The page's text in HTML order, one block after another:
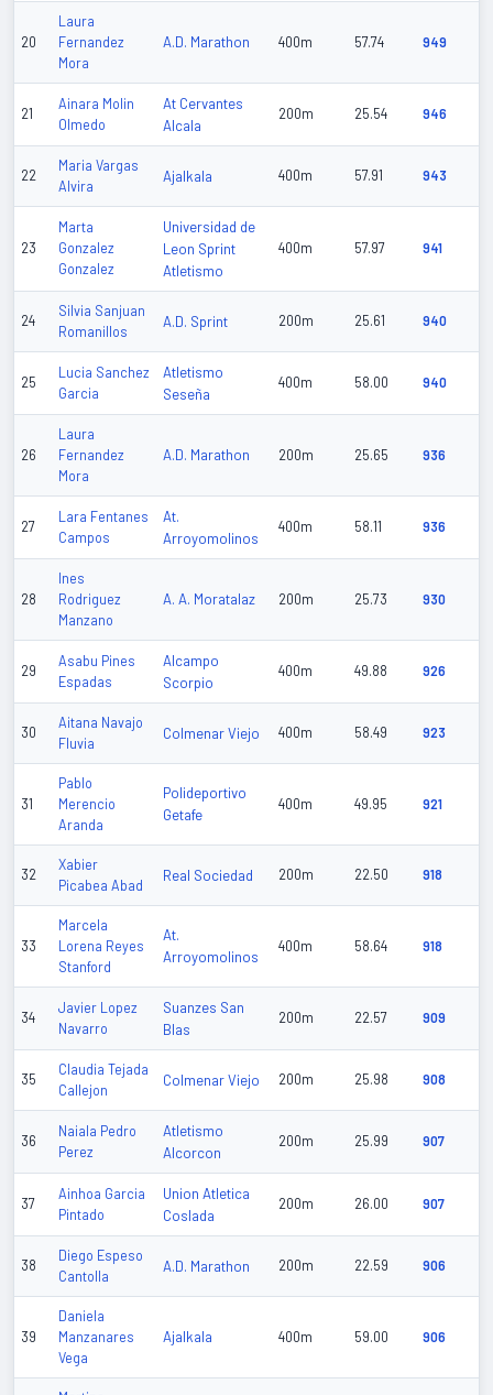
20
Laura
Fernandez
Mora
A.D. Marathon 400m 57.74 949
21
Ainara Molin
Olmedo
At Cervantes
Alcala
200m 25.54 946
22
Maria Vargas
Alvira
Ajalkala 400m 57.91 943
23
Marta
Gonzalez
Gonzalez
Universidad de
Leon Sprint
Atletismo
400m 57.97 941
24
Silvia Sanjuan
Romanillos
A.D. Sprint 200m 25.61 940
25
Lucia Sanchez
Garcia
Atletismo
Seseña
400m 58.00 940
26
Laura
Fernandez
Mora
A.D. Marathon 200m 25.65 936
27
Lara Fentanes
Campos
At.
Arroyomolinos
400m 58.11 936
28
Ines
Rodriguez
Manzano
A. A. Moratalaz 200m 25.73 930
29
Asabu Pines
Espadas
Alcampo
Scorpio
400m 49.88 926
30
Aitana Navajo
Fluvia
Colmenar Viejo 400m 58.49 923
31
Pablo
Merencio
Aranda
Polideportivo
Getafe
400m 49.95 921
32
Xabier
Picabea Abad
Real Sociedad 200m 22.50 918
33
Marcela
Lorena Reyes
Stanford
At.
Arroyomolinos
400m 58.64 918
34
Javier Lopez
Navarro
Suanzes San
Blas
200m 22.57 909
35
Claudia Tejada
Callejon
Colmenar Viejo 200m 25.98 908
36
Naiala Pedro
Perez
Atletismo
Alcorcon
200m 25.99 907
37
Ainhoa Garcia
Pintado
Union Atletica
Coslada
200m 26.00 907
38
Diego Espeso
Cantolla
A.D. Marathon 200m 22.59 906
39
Daniela
Manzanares
Vega
Ajalkala 400m 59.00 906